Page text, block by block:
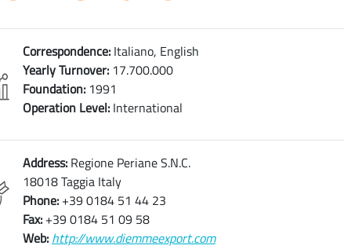
Correspondence:Italiano, English
Yearly Turnover:17.700.000
Foundation:1991
Operation Level:International
Address: Regione Periane S.N.C.
18018 Taggia Italy
Phone:+39 0184 51 44 23
Fax:+39 0184 51 09 58
Web: http://www.diemmeexport.com